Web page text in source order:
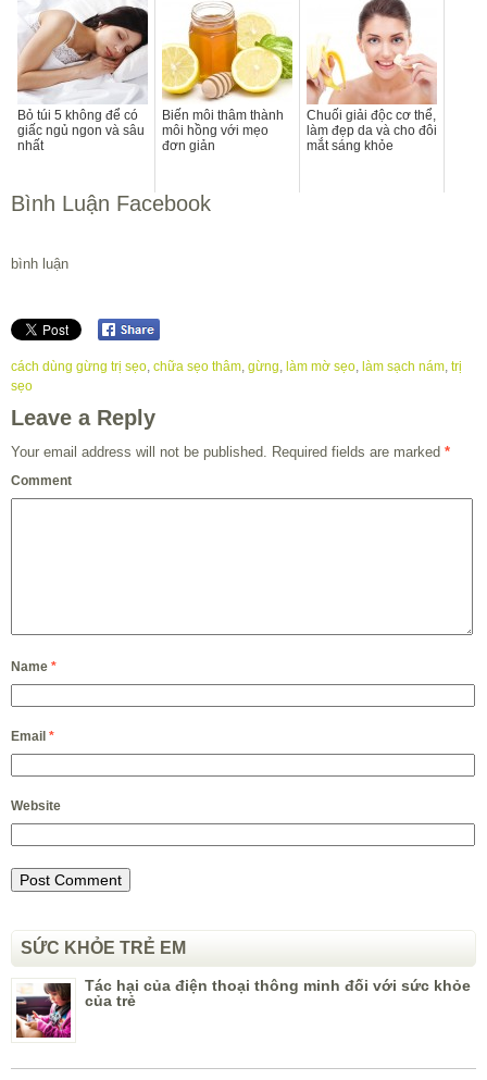
Bỏ túi 5 không để có
giấc ngủ ngon và sâu
nhất
Biến môi thâm thành
môi hồng với mẹo
đơn giản
Chuối giải độc cơ thể,
làm đẹp da và cho đôi
mắt sáng khỏe
Bình Luận Facebook
bình luận
cách dùng gừng trị sẹo, chữa sẹo thâm, gừng, làm mờ sẹo, làm sạch nám, trị
sẹo
Leave a Reply
Your email address will not be published. Required fields are marked *
Comment
Name *
Email *
Website
SỨC KHỎE TRẺ EM
Tác hại của điện thoại thông minh đối với sức khỏe
của trẻ